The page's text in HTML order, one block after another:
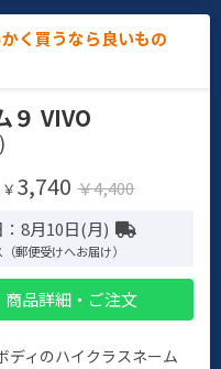
く買うなら良いもの
９ VIVO
)
￥ 3,740 ￥4,400
8月10日(月)
郵便受けへお届け）
商品詳細・ご注文
ディのハイクラスネーム